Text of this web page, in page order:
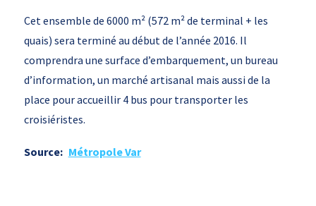
Cet ensemble de 6000 m² (572 m² de terminal + les
quais) sera terminé au début de l’année 2016. Il
comprendra une surface d’embarquement, un bureau
d’information, un marché artisanal mais aussi de la
place pour accueillir 4 bus pour transporter les
croisiéristes.
Source: Métropole Var